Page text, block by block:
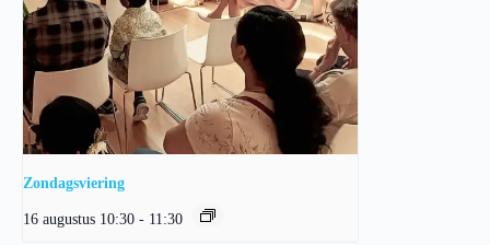
Zondagsviering
16 augustus 10:30 - 11:30